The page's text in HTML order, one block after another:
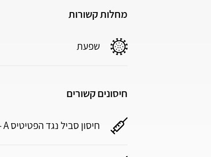
מחלות קשורות
שפעת
חיסונים קשורים
חיסון סביל נגד הפטיטיס A - דלקת כבד A, סביל